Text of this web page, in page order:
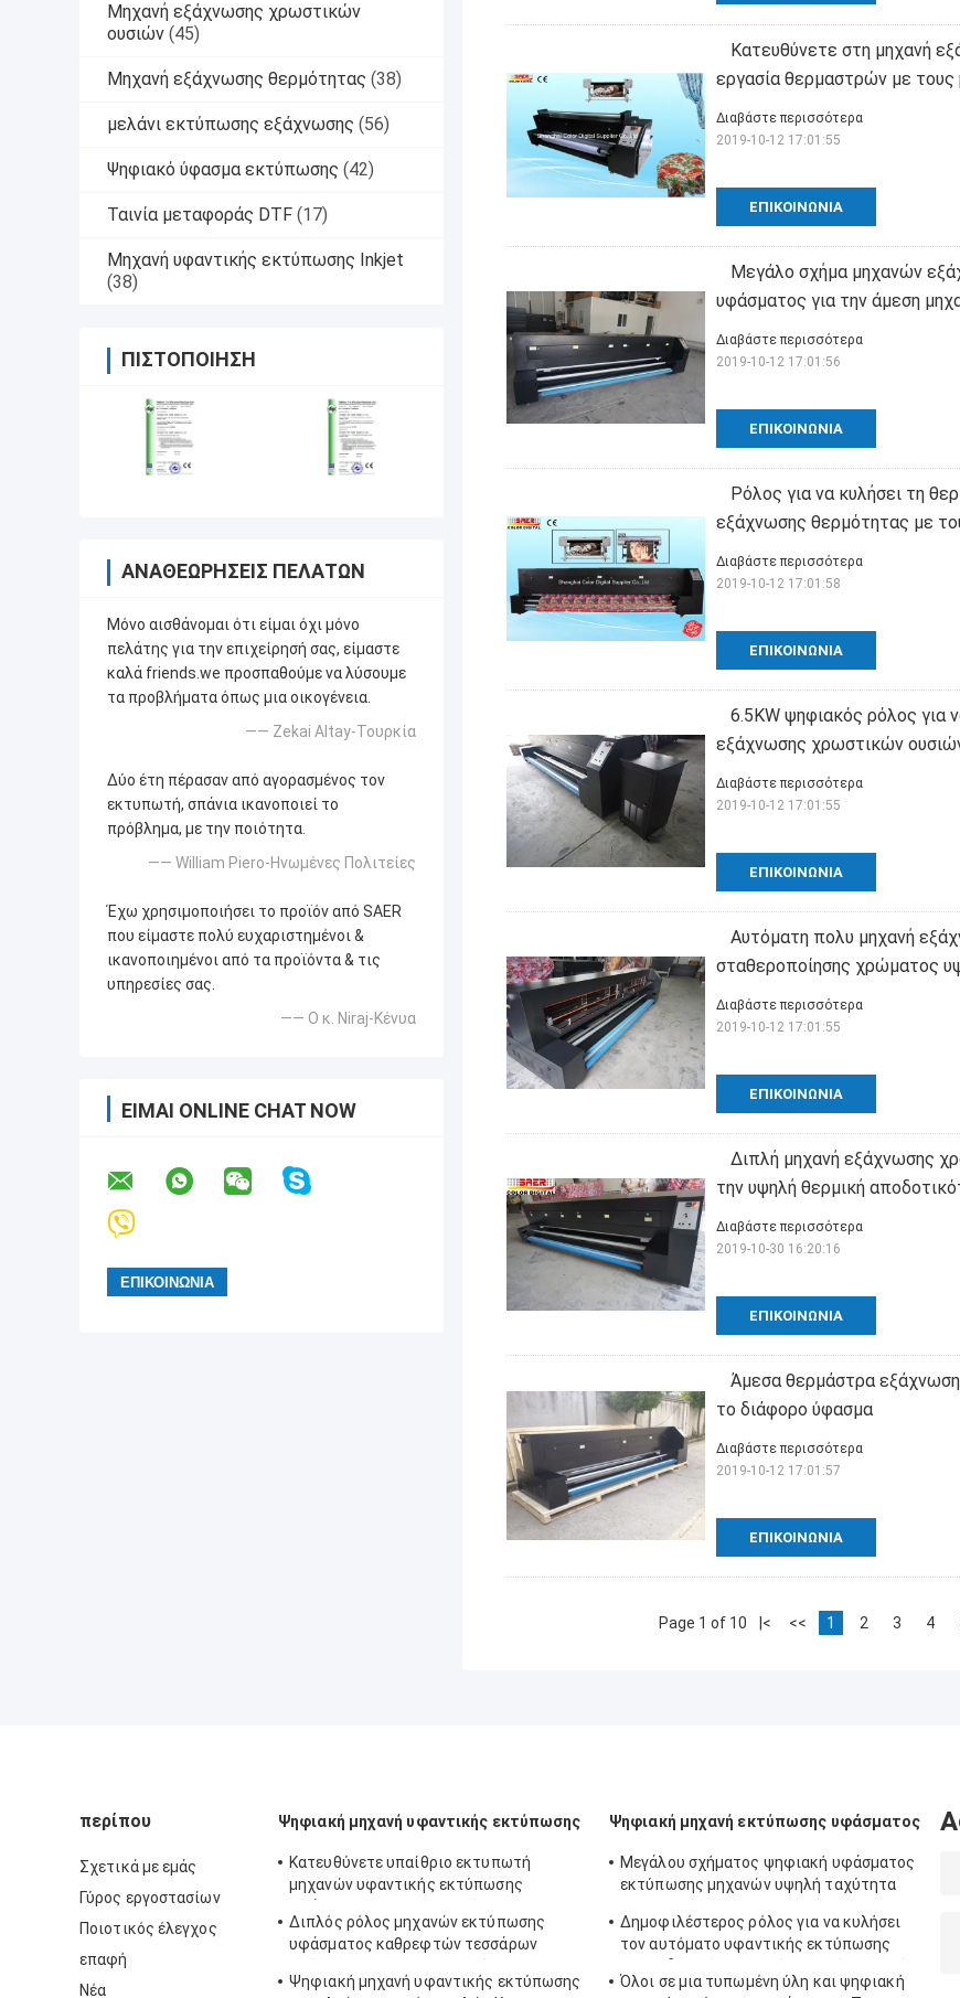
Μηχανή εξάχνωσης χρωστικών
ουσιών (45)
Μηχανή εξάχνωσης θερμότητας (38)
μελάνι εκτύπωσης εξάχνωσης (56)
Ψηφιακό ύφασμα εκτύπωσης (42)
Ταινία μεταφοράς DTF (17)
Μηχανή υφαντικής εκτύπωσης Inkjet
(38)
ΠΙΣΤΟΠΟΊΗΣΗ
ΑΝΑΘΕΩΡΉΣΕΙΣ ΠΕΛΑΤΏΝ
Μόνο αισθάνομαι ότι είμαι όχι μόνο
πελάτης για την επιχείρησή σας, είμαστε
καλά friends.we προσπαθούμε να λύσουμε
τα προβλήματα όπως μια οικογένεια.
—— Zekai Altay-Τουρκία
Δύο έτη πέρασαν από αγορασμένος τον
εκτυπωτή, σπάνια ικανοποιεί το
πρόβλημα, με την ποιότητα.
—— William Piero-Ηνωμένες Πολιτείες
Έχω χρησιμοποιήσει το προϊόν από SAER
που είμαστε πολύ ευχαριστημένοι &
ικανοποιημένοι από τα προϊόντα & τις
υπηρεσίες σας.
—— Ο κ. Niraj-Κένυα
ΕΊΜΑΙ ONLINE CHAT NOW
Κατευθύνετε στη μηχανή
εργασία θερμαστρών με
ΕΠΙΚΟΙΝΩΝΊΑ
Διαβάστε περισσότερα
2019-10-12 17:01:55
Μεγάλο σχήμα μηχανών
υφάσματος για την άμεση
ΕΠΙΚΟΙΝΩΝΊΑ
Διαβάστε περισσότερα
2019-10-12 17:01:56
Ρόλος για να κυλήσει τη
εξάχνωσης θερμότητας με
ΕΠΙΚΟΙΝΩΝΊΑ
Διαβάστε περισσότερα
2019-10-12 17:01:58
6.5KW ψηφιακός ρόλος για
εξάχνωσης χρωστικών
ΕΠΙΚΟΙΝΩΝΊΑ
Διαβάστε περισσότερα
2019-10-12 17:01:55
Αυτόματη πολυ μηχανή
σταθεροποίησης χρώματος
ΕΠΙΚΟΙΝΩΝΊΑ
Διαβάστε περισσότερα
2019-10-12 17:01:55
Διπλή μηχανή εξάχνωσης
την υψηλή θερμική
ΕΠΙΚΟΙΝΩΝΊΑ
Διαβάστε περισσότερα
2019-10-30 16:20:16
Άμεσα θερμάστρα
το διάφορο ύφασμα
ΕΠΙΚΟΙΝΩΝΊΑ
Διαβάστε περισσότερα
2019-10-12 17:01:57
Page 1 of 10 |< << 1 2 3 4
περίπου
Σχετικά με εμάς
Γύρος εργοστασίων
Ποιοτικός έλεγχος
επαφή
Νέα
Ψηφιακή μηχανή υφαντικής εκτύπωσης
Κατευθύνετε υπαίθριο εκτυπωτή
μηχανών υφαντικής εκτύπωσης
εγχώρια διακόσμηση
Διπλός ρόλος μηχανών εκτύπωσης
υφάσματος καθρεφτών τεσσάρων
Ψηφιακή μηχανή υφαντικής εκτύπωσης
Ψηφιακή μηχανή εκτύπωσης υφάσματος
Μεγάλου σχήματος ψηφιακή υφάσματος
εκτύπωσης μηχανών υψηλή ταχύτητα
σημαίες
Δημοφιλέστερος ρόλος για να κυλήσει
τον αυτόματο υφαντικής εκτύπωσης
Όλοι σε μια τυπωμένη ύλη και ψηφιακή